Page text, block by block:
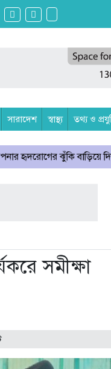
সারাদেশ স্বাস্থ্য তথ্য ও
দিতে পারে
সমীক্ষা